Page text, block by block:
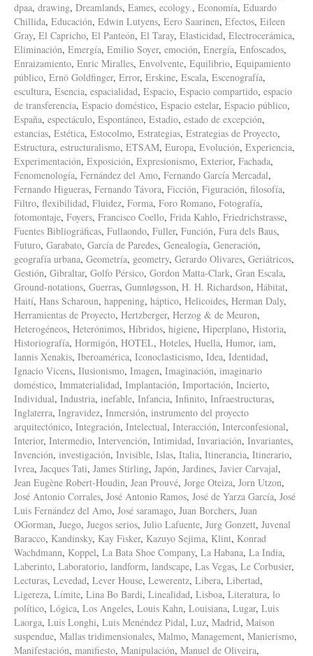
dpaa, drawing, Dreamlands, Eames, ecology., Economía, Eduardo
Chillida, Educación, Edwin Lutyens, Eero Saarinen, Efectos, Eileen
Gray, El Capricho, El Panteón, El Taray, Elasticidad, Electrocerámica,
Eliminación, Emergía, Emilio Soyer, emoción, Energía, Enfoscados,
Enraizamiento, Enric Miralles, Envolvente, Equilibrio, Equipamiento
público, Ernö Goldfinger, Error, Erskine, Escala, Escenografía,
escultura, Esencia, espacialidad, Espacio, Espacio compartido, espacio
de transferencia, Espacio doméstico, Espacio estelar, Espacio público,
España, espectáculo, Espontáneo, Estadio, estado de excepción,
estancias, Estética, Estocolmo, Estrategias, Estrategias de Proyecto,
Estructura, estructuralismo, ETSAM, Europa, Evolución, Experiencia,
Experimentación, Exposición, Expresionismo, Exterior, Fachada,
Fenomenología, Fernández del Amo, Fernando García Mercadal,
Fernando Higueras, Fernando Távora, Ficción, Figuración, filosofía,
Filtro, flexibilidad, Fluidez, Forma, Foro Romano, Fotografía,
fotomontaje, Foyers, Francisco Coello, Frida Kahlo, Friedrichstrasse,
Fuentes Bibliográficas, Fullaondo, Fuller, Función, Fura dels Baus,
Futuro, Garabato, García de Paredes, Genealogía, Generación,
geografía urbana, Geometría, geometry, Gerardo Olivares, Geriátricos,
Gestión, Gibraltar, Golfo Pérsico, Gordon Matta-Clark, Gran Escala,
Ground-notations, Guerras, Gunnløgsson, H. H. Richardson, Hábitat,
Haití, Hans Scharoun, happening, háptico, Helicoides, Herman Daly,
Herramientas de Proyecto, Hertzberger, Herzog & de Meuron,
Heterogéneos, Heterónimos, Híbridos, higiene, Hiperplano, Historia,
Historiografía, Hormigón, HOTEL, Hoteles, Huella, Humor, iam,
Iannis Xenakis, Iberoamérica, Iconoclasticismo, Idea, Identidad,
Ignacio Vicens, Ilusionismo, Imagen, Imaginación, imaginario
doméstico, Immaterialidad, Implantación, Importación, Incierto,
Individual, Industria, inefable, Infancia, Infinito, Infraestructuras,
Inglaterra, Ingravidez, Inmersión, instrumento del proyecto
arquitectónico, Integración, Intelectual, Interacción, Interconfesional,
Interior, Intermedio, Intervención, Intimidad, Invariación, Invariantes,
Invención, investigación, Invisible, Islas, Italia, Itinerancia, Itinerario,
Ivrea, Jacques Tati, James Stirling, Japón, Jardines, Javier Carvajal,
Jean Eugène Robert-Houdin, Jean Prouvé, Jorge Oteiza, Jorn Utzon,
José Antonio Corrales, José Antonio Ramos, José de Yarza García, José
Luis Fernández del Amo, José saramago, Juan Borchers, Juan
OGorman, Juego, Juegos serios, Julio Lafuente, Jurg Gonzett, Juvenal
Baracco, Kandinsky, Kay Fisker, Kazuyo Sejima, Klint, Konrad
Wachdmann, Koppel, La Bata Shoe Company, La Habana, La India,
Laberinto, Laboratorio, landform, landscape, Las Vegas, Le Corbusier,
Lecturas, Levedad, Lever House, Lewerentz, Libera, Libertad,
Ligereza, Límite, Lina Bo Bardi, Linealidad, Lisboa, Literatura, lo
político, Lógica, Los Angeles, Louis Kahn, Louisiana, Lugar, Luis
Laorga, Luis Longhi, Luis Menéndez Pidal, Luz, Madrid, Maison
suspendue, Mallas tridimensionales, Malmo, Management, Manierismo,
Manifestación, manifiesto, Manipulación, Manuel de Oliveira,